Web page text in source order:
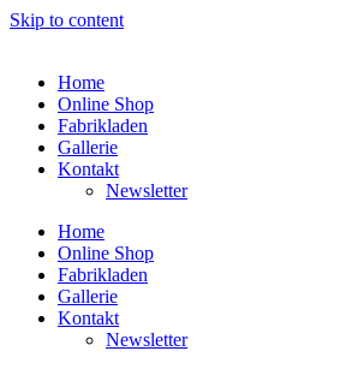
Skip to content
Home
Online Shop
Fabrikladen
Gallerie
Kontakt
Newsletter
Home
Online Shop
Fabrikladen
Gallerie
Kontakt
Newsletter